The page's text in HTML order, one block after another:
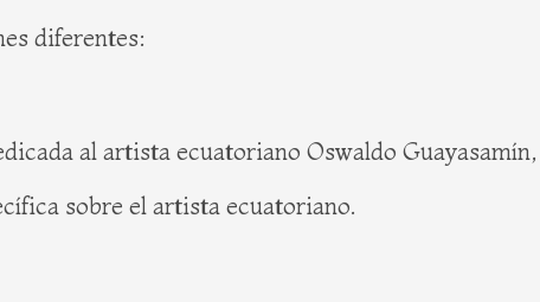
diferentes:
al artista ecuatoriano Oswaldo
sobre el artista ecuatoriano.